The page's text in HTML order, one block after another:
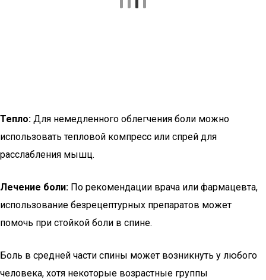
Тепло: Для немедленного облегчения боли можно
использовать тепловой компресс или спрей для
расслабления мышц.
Лечение боли: По рекомендации врача или фармацевта,
использование безрецептурных препаратов может
помочь при стойкой боли в спине.
Боль в средней части спины может возникнуть у любого
человека, хотя некоторые возрастные группы